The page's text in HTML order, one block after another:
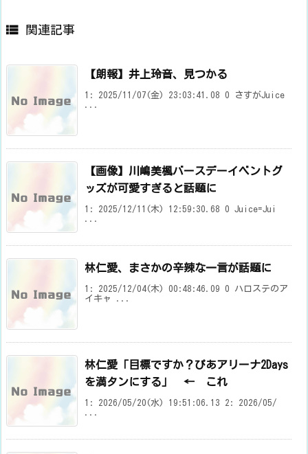
 関連記事
【朗報】井上玲音、見つかる
1: 2025/11/07(金) 23:03:41.08 0 さすがJuice
...
【画像】川嶋美楓バースデーイベントグ
ッズが可愛すぎると話題に
1: 2025/12/11(木) 12:59:30.68 0 Juice=Jui
...
林仁愛、まさかの辛辣な一言が話題に
1: 2025/12/04(木) 00:48:46.09 0 ハロステのア
イキャ ...
林仁愛「目標ですか？ぴあアリーナ2Days
を満タンにする」 ← これ
1: 2026/05/20(水) 19:51:06.13 2: 2026/05/
...